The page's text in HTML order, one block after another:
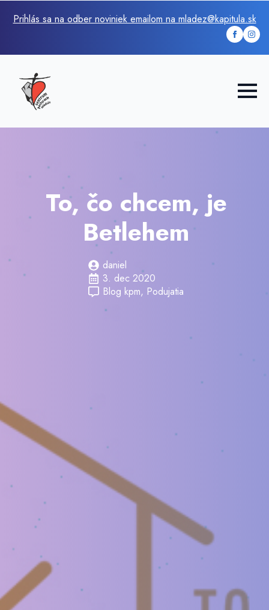
Prihlás sa na odber noviniek emailom na mladez@kapitula.sk
To, čo chcem, je
Betlehem
daniel
3. dec 2020
Blog kpm Podujatia